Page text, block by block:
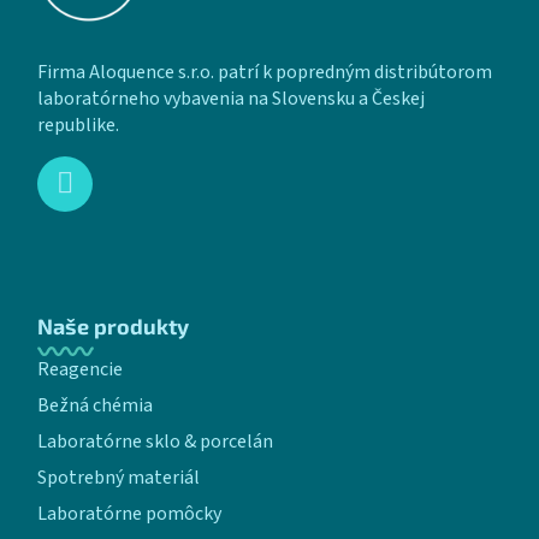
Firma Aloquence s.r.o. patrí k popredným distribútorom
laboratórneho vybavenia na Slovensku a Českej
republike.
Naše produkty
Reagencie
Bežná chémia
Laboratórne sklo & porcelán
Spotrebný materiál
Laboratórne pomôcky